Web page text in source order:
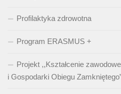
Profilaktyka zdrowotna
Program ERASMUS +
Projekt ,,Kształcenie
i Gospodarki Obiegu